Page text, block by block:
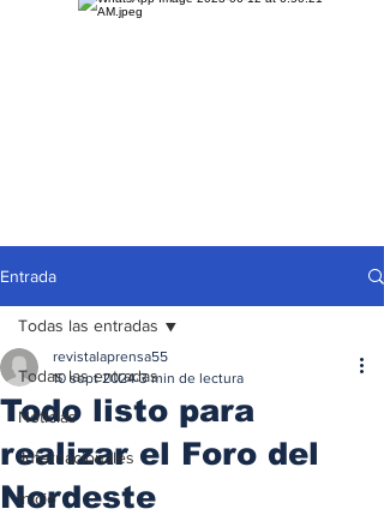
Entrada
Todas las entradas
Noticias
iInternacionales
Inicio
Todas las entradas
Todo listo para
realizar el Foro del
Nordeste
revistalaprensa55
10 sept 2024 3 min de lectura